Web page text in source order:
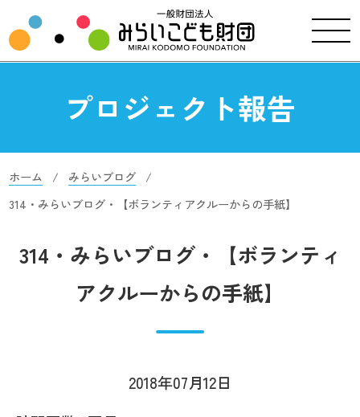
プロジェクト報告
ホーム
みらいブログ
314・みらいブログ・【ボランティアクルーからの手紙】
314・みらいブログ・【ボランティ
アクルーからの手紙】
2018年07月12日